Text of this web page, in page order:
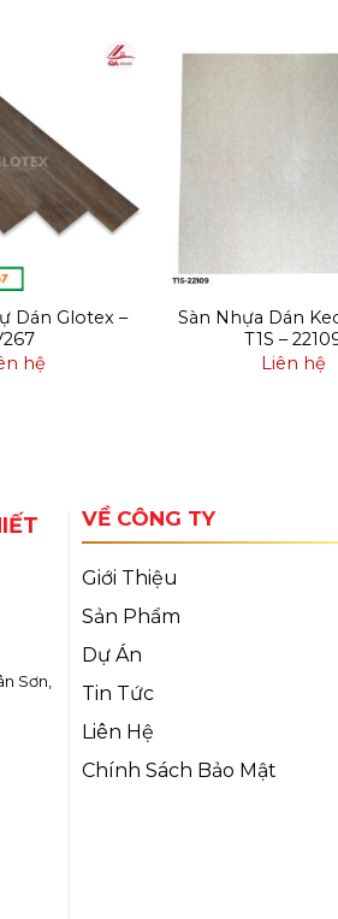
Dán Glotex –
hệ
Sàn Nhựa Dán
T1S –
Liên hệ
Sơn,
VỀ CÔNG TY
Giới Thiệu
Sản Phẩm
Dự Án
Tin Tức
Liên Hệ
Chính Sách Bảo Mật